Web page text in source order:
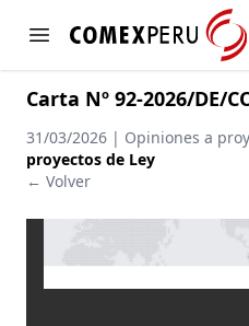
Open menu
https://
Carta Nº 92-2026/DE/
31/03/2026 | Opiniones a
proyectos de Ley
← Volver